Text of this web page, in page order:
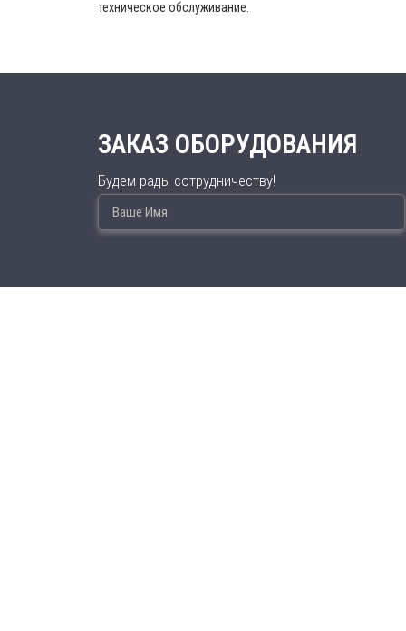
техническое обслуживание.
ЗАКАЗ ОБОРУДОВАНИЯ
Будем рады сотрудничеству!